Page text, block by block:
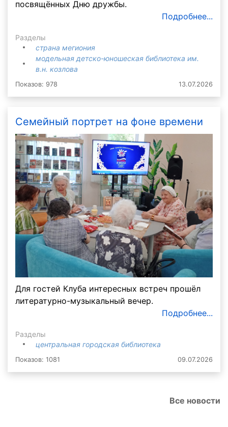
посвящённых Дню дружбы.
Подробнее...
Разделы
страна мегиония
модельная детско-юношеская библиотека им.
в.н. козлова
Показов: 978 13.07.2026
Семейный портрет на фоне времени
Для гостей Клуба интересных встреч прошёл
литературно-музыкальный вечер.
Подробнее...
Разделы
центральная городская библиотека
Показов: 1081 09.07.2026
Все новости